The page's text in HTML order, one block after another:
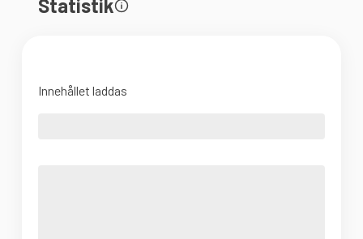
Statistik
Innehållet laddas